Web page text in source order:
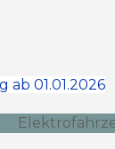
ab 01.01.2026